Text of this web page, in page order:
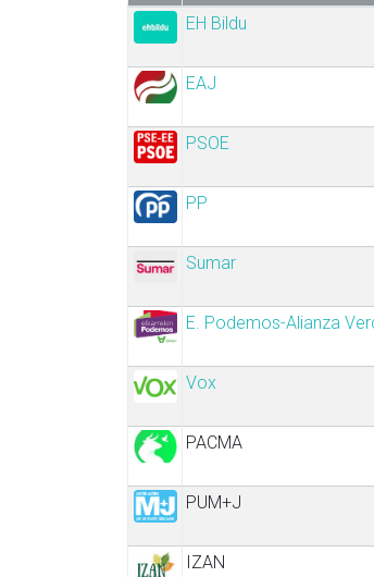
EH Bildu
EAJ
PSOE
PP
Sumar
E. Podemos-Alianza
Vox
PACMA
PUM+J
IZAN